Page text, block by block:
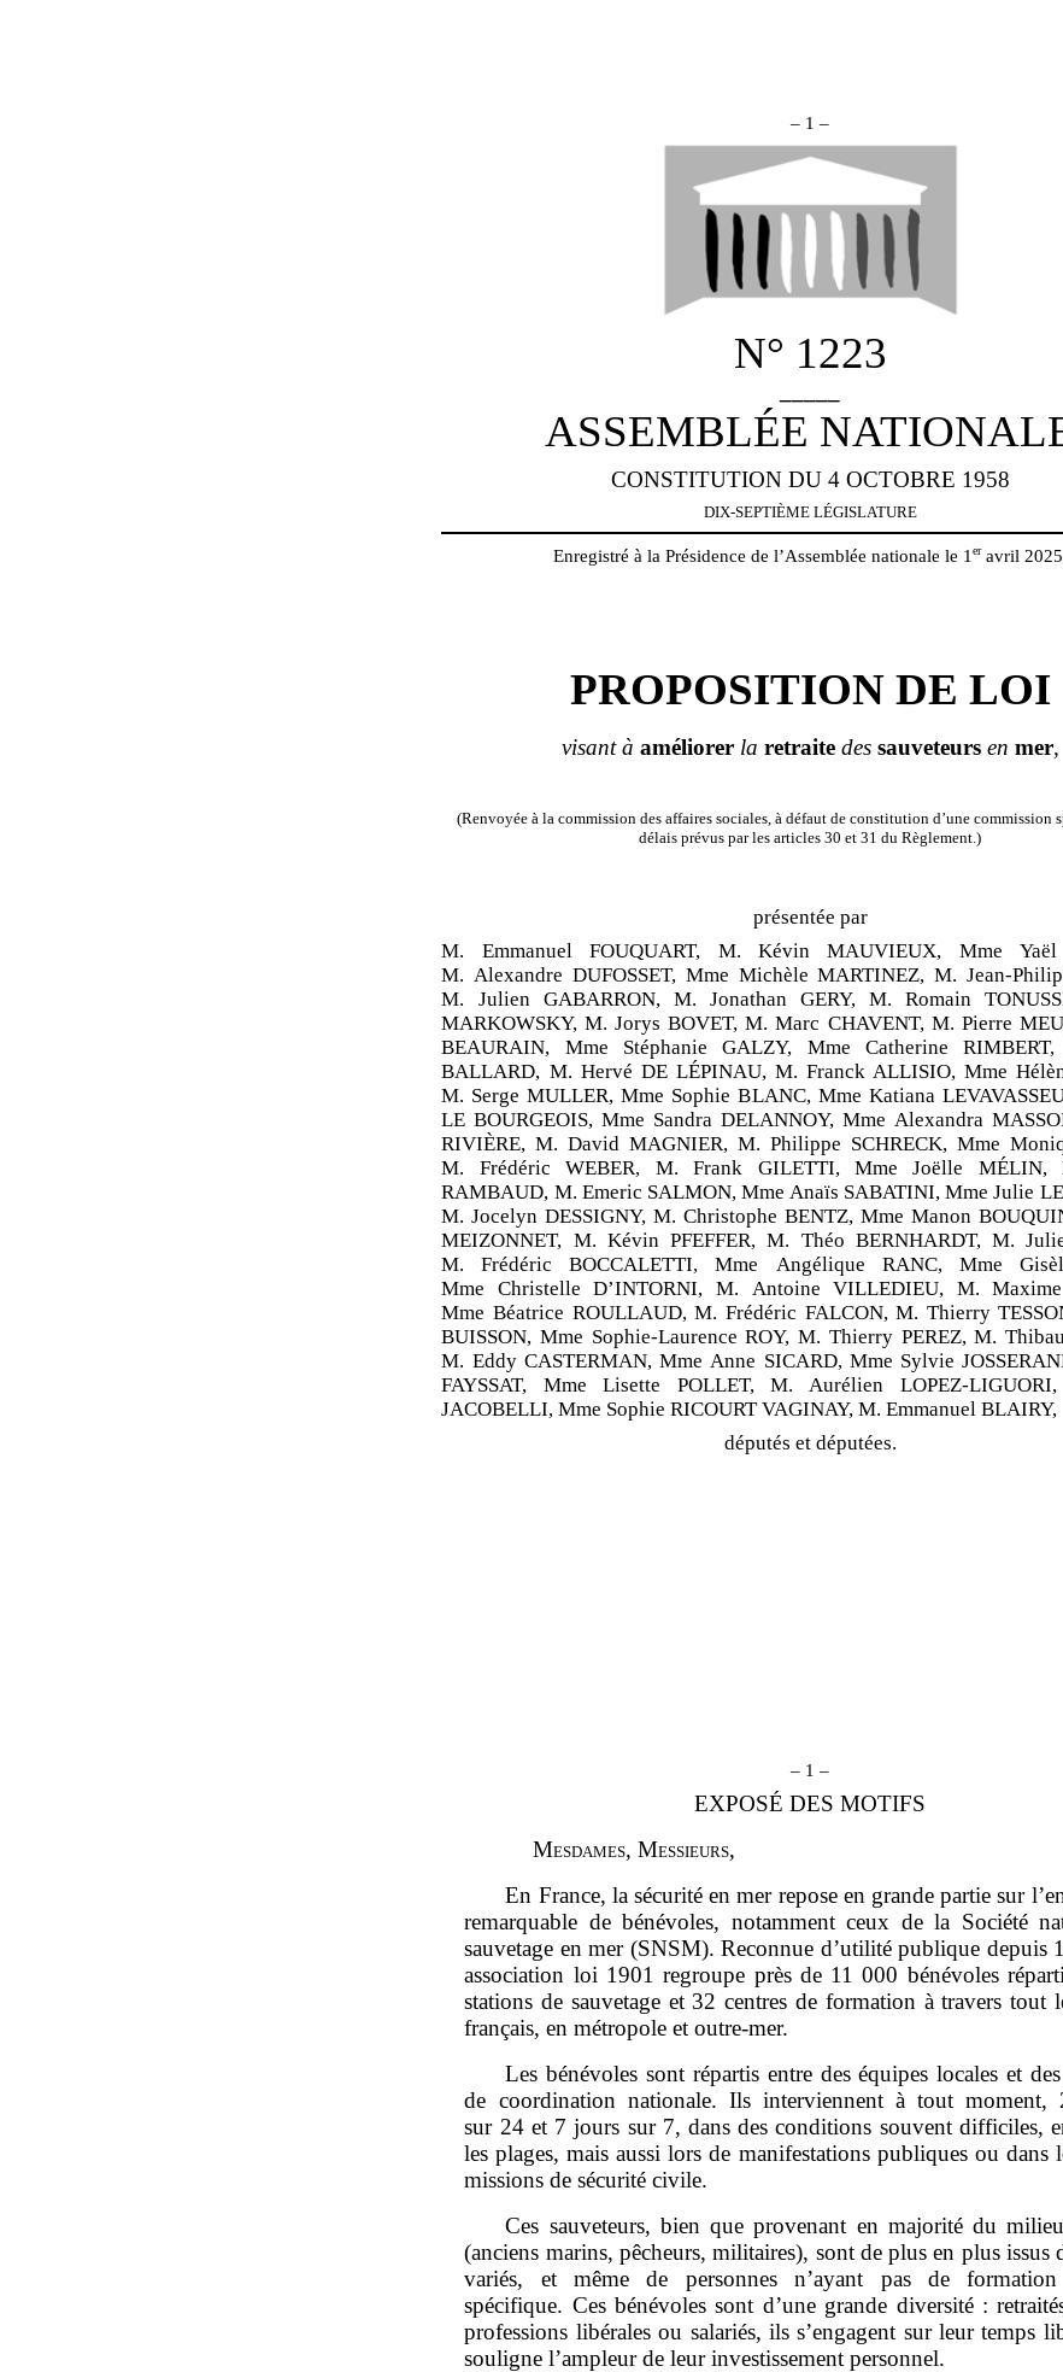
– 1 –
N° 1223
ASSEMBLÉE
CONSTITUTION DU 4 OCTOBRE 1958
DIX-SEPTIÈME LÉGISLATURE
Enregistré à la Présidence de l’Assemblée nationale le 1eravril
PROPOSITION DE LOI
visant à améliorerla retraitedes sauveteursen mer,
(Renvoyée à la commission des affaires sociales, à défaut de constitution d’une commission
délais prévus par les articles 30 et 31 du Règlement.)
présentée par
M. Emmanuel FOUQUART, M. Kévin MAUVIEUX, Mme Yaël
M. Alexandre DUFOSSET, Mme Michèle MARTINEZ, M. Jean-
M. Julien GABARRON, M. Jonathan GERY, M. Romain
MARKOWSKY, M. Jorys BOVET, M. Marc CHAVENT, M. Pierre
BEAURAIN, Mme Stéphanie GALZY, Mme Catherine
BALLARD, M. Hervé DE LÉPINAU, M. Franck ALLISIO, Mme
M. Serge MULLER, Mme Sophie BLANC, Mme Katiana
LE BOURGEOIS, Mme Sandra DELANNOY, Mme Alexandra
RIVIÈRE, M. David MAGNIER, M. Philippe SCHRECK, Mme
M. Frédéric WEBER, M. Frank GILETTI, Mme Joëlle MÉLIN,
RAMBAUD, M. Emeric SALMON, Mme Anaïs SABATINI, Mme Julie
M. Jocelyn DESSIGNY, M. Christophe BENTZ, Mme Manon
MEIZONNET, M. Kévin PFEFFER, M. Théo BERNHARDT, M.
M. Frédéric BOCCALETTI, Mme Angélique RANC, Mme
Mme Christelle D’INTORNI, M. Antoine VILLEDIEU, M.
Mme Béatrice ROULLAUD, M. Frédéric FALCON, M. Thierry
BUISSON, Mme Sophie-Laurence ROY, M. Thierry PEREZ, M.
M. Eddy CASTERMAN, Mme Anne SICARD, Mme Sylvie
FAYSSAT, Mme Lisette POLLET, M. Aurélien LOPEZ-
JACOBELLI, Mme Sophie RICOURT VAGINAY, M. Emmanuel BLAIRY,
députés et députées.
– 1 –
EXPOSÉ DES MOTIFS
Mesdames, Messieurs,
En France, la sécurité en mer repose en grande partie sur
remarquable de bénévoles, notamment ceux de la Société
sauvetage en mer (SNSM). Reconnue d’utilité publique depuis
association loi 1901 regroupe près de 11 000 bénévoles
stations de sauvetage et 32 centres de formation à travers tout
français, en métropole et outre‑mer.
Les bénévoles sont répartis entre des équipes locales et
de coordination nationale. Ils interviennent à tout moment,
sur 24 et 7 jours sur 7, dans des conditions souvent difficiles,
les plages, mais aussi lors de manifestations publiques ou dans
missions de sécurité civile.
Ces sauveteurs, bien que provenant en majorité du
(anciens marins, pêcheurs, militaires), sont de plus en plus issus
variés, et même de personnes n’ayant pas de
spécifique. Ces bénévoles sont d’une grande diversité :
professions libérales ou salariés, ils s’engagent sur leur temps
souligne l’ampleur de leur investissement personnel.